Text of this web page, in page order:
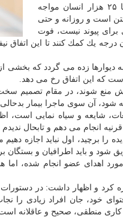
دو راهی قرار داده است؛ چون از یك سو با ۲۵ هزار انسان مواجه
است و روزانه و حتی
پیوند نیست، فوت
یك كمك كنند تا این
زده می گردد كه بخشی
كه این اتفاق رخ می دهد.
منع شوند، در مقام تصمیم
شود، آن سوی ماجرا بیمار
شایعه و سیاه نمایی است،
را برچید، اول نباید اجازه
شود و باید اطرافیان و
اهدای عضو انجام شده، اما
كرد و اظهار داشت: در
خود، جان افراد زیادی را
منطقی، صحیح و عاقلانه